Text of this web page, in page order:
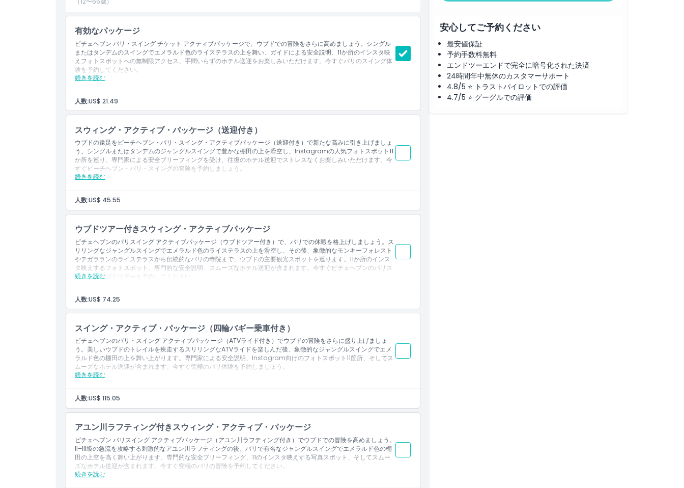
含まれるもの
子供／大人ポリシー
対象外
営業時間
注意事項
場所
行き方
引換方法
キャンセルポリシー
有効なパッケージ
ピチェヘブン バリ・スイング チケット アクティブパッケージで、ウブドでの冒険をさらに高めましょう。シングル
またはタンデムのスイングでエメラルド色のライステラスの上を舞い、ガイドによる安全説明、11か所のインスタ映
えフォトスポットへの無制限アクセス、手間いらずのホテル送迎をお楽しみいただけます。今すぐバリのスイング体
験を予約してください。
続きを読む
除外事項
その他個人的な費用
チップおよび謝礼。
含まれる内容
入場：シングルスイング（15m）、シングルスイング（80m）、タンデムスイング
軽食
ボトル入り飲料水
基本保険
以下のフォトスポットへの訪問：チキンネスト、バードネスト、巨大な石、フォルクスワーゲン、ヘブンブリッ
ジ、ヘブンロード、ハンギングベッド、フローティングジャグジー、トライアングルハウス、バブルハウス、ハ
イダウェイハウス。
人数:US$ 21.49
スウィング・アクティブ・パッケージ（送迎付き）
ウブドの遠足をピーチヘブン・バリ・スイング・アクティブパッケージ（送迎付き）で新たな高みに引き上げましょ
う。シングルまたはタンデムのジャングルスイングで豊かな棚田の上を滑空し、Instagramの人気フォトスポット11
か所を巡り、専門家による安全ブリーフィングを受け、往復のホテル送迎でストレスなくお楽しみいただけます。今
すぐピーチヘブン・バリ・スイングの冒険を予約しましょう。
続きを読む
除外事項
その他の個人費用
チップおよび謝礼
写真/DVDの記録。
含まれるもの
以下への入場：シングルスイング（15m）、シングルスイング（80m）、およびタンデムスイング
軽食
ボトル入り飲料水
ホテルへの往復送迎
基本保険
以下のフォトスポットへの訪問：チキンネスト、バードネスト、巨大な石、フォルクスワーゲン、ヘブンブリッ
イドアウェイハウス。
人数:US$ 45.55
ウブドツアー付きスウィング・アクティブパッケージ
ピチェヘブンのバリスイング アクティブパッケージ（ウブドツアー付き）で、バリでの休暇を格上げしましょう。ス
リリングなジャングルスイングでエメラルド色のライステラスの上を滑空し、その後、象徴的なモンキーフォレスト
やテガラランのライステラスから伝統的なバリの寺院まで、ウブドの主要観光スポットを巡ります。11か所のインス
タ映えするフォトスポット、専門的な安全説明、スムーズなホテル送迎が含まれます。今すぐピチェヘブンのバリス
イング＆ウブドツアーを予約してください。
続きを読む
その他の個人的な費用
チップおよび謝礼。
含まれるもの
入場：シングルスイング（15m）、シングルスイング（80m）、およびタンデムスイング
入場：テゲヌンガン滝およびテガラランのライステラス
軽食
ボトル入り飲料水
ホテルへの往復送迎
基本保険
次のフォトスポットへの訪問：チキンネスト、バードネスト、ヒュージストーン、フォルクスワーゲン、ヘブン
ス、ハイドアウェイハウス。
人数:US$ 74.25
スイング・アクティブ・パッケージ（四輪バギー乗車付き）
ピチェヘブンのバリ・スイング アクティブパッケージ（ATVライド付き）でウブドの冒険をさらに盛り上げましょ
う。美しいウブドのトレイルを疾走するスリリングなATVライドを楽しんだ後、象徴的なジャングルスイングでエメ
ラルド色の棚田の上を舞い上がります。専門家による安全説明、Instagram向けのフォトスポット11箇所、そしてス
ムーズなホテル送迎が含まれます。今すぐ究極のバリ体験を予約しましょう。
続きを読む
除外事項
チップや謝礼。
入場料：シングルスイング（15m）、シングルスイング（80m）、タンデムスイング
軽食・ドリンク
ペットボトルの飲料水
昼食
ホテルへの往復送迎
基本保険
次のフォトスポットへの訪問：チキンネスト、バードネスト、ヒュージストーン、フォルクスワーゲン、ヘブン
ブリッジ、ヘブンロード、ハンギングベッド、フローティングジャグジー、トライアングルハウス、バブルハウ
人数:US$ 115.05
アユン川ラフティング付きスウィング・アクティブ・パッケージ
ピチェヘブン バリスイング アクティブパッケージ（アユン川ラフティング付き）でウブドでの冒険を高めましょう。
II–III級の急流を攻略する刺激的なアユン川ラフティングの後、バリで有名なジャングルスイングでエメラルド色の棚
田の上空を高く舞い上がります。専門的な安全ブリーフィング、11のインスタ映えする写真スポット、そしてスムー
ズなホテル送迎が含まれます。今すぐ究極のバリの冒険を予約してください。
続きを読む
除外項目
安心してご予約ください
最安値保証
予約手数料無料
エンドツーエンドで完全に暗号化された決済
24時間年中無休のカスタマーサポート
4.8/5 ⭐ トラストパイロットでの評価
4.7/5 ⭐ グーグルでの評価